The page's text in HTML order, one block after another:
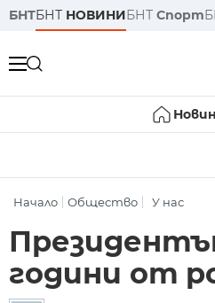
БНТБНТ НОВИНИБНТ Спорт
Начало Общество У нас
години от